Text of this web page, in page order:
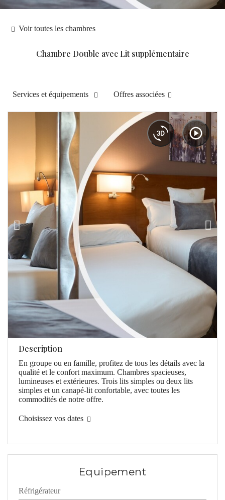
Voir toutes les chambres
Chambre Double avec Lit supplémentaire
Services et équipements Offres associées
Description
En groupe ou en famille, profitez de tous les détails avec la
qualité et le confort maximum. Chambres spacieuses,
lumineuses et extérieures. Trois lits simples ou deux lits
simples et un canapé-lit confortable, avec toutes les
commodités de notre offre.
Choisissez vos dates
Equipement
Réfrigérateur